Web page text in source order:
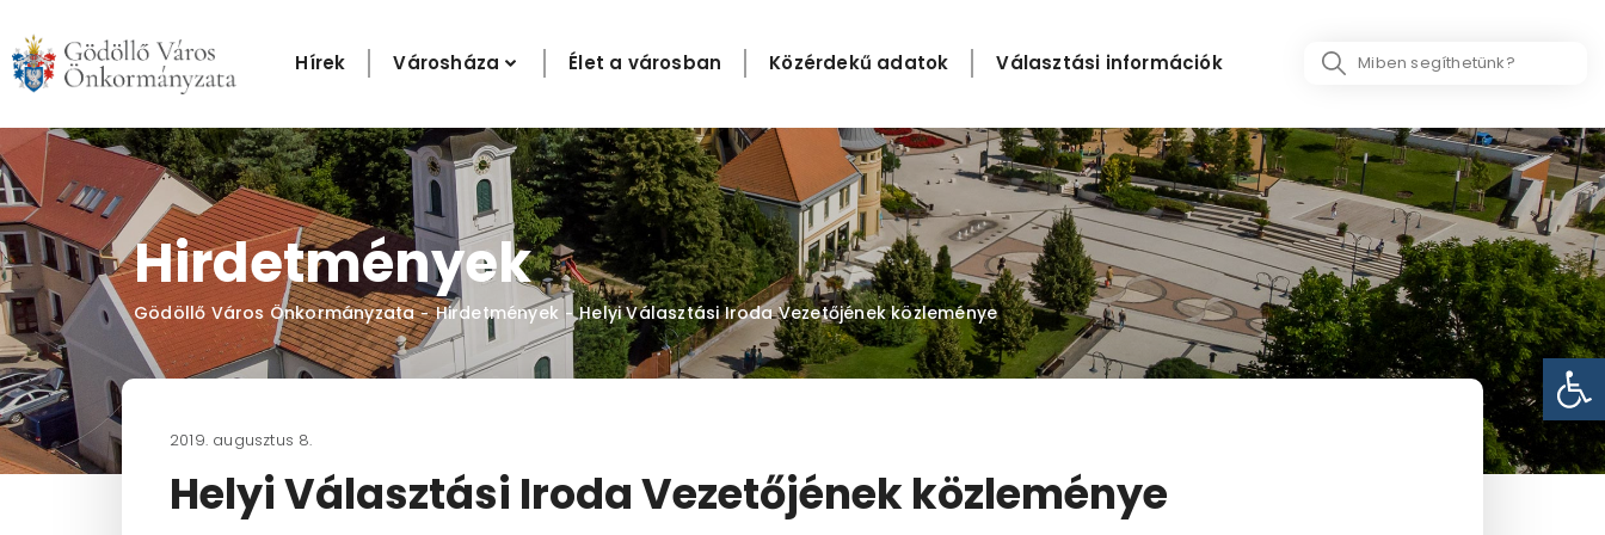
content
Hírek Városháza Élet a városban Közérdekű adatok Választási információk
Search
Hirdetmények
Gödöllő Város Önkormányzata - Hirdetmények - Helyi Választási Iroda Vezetőjének közleménye
2019. augusztus 8.
Helyi Választási Iroda Vezetőjének közleménye